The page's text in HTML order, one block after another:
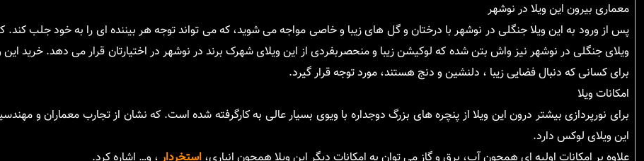
معماری بیرون این ویلا در نوشهر
پس از ورود به این ویلا جنگلی در نوشهر با درختان و گل های زیبا و خاصی مواجه می شوید، که می تواند توجه هر بیننده ای را به خود جلب
ویلای جنگلی در نوشهر نیز واش بتن شده که لوکیشن زیبا و منحصربفردی از این ویلای شهرک برند در نوشهر در اختیارتان قرار می دهد. خرید این
برای کسانی که دنبال فضایی زیبا ، دلنشین و دنج هستند، مورد توجه قرار گیرد.
امکانات ویلا
برای نورپردازی بیشتر درون این ویلا از پنچره های بزرگ دوجداره با ویوی بسیار عالی به کارگرفته شده است. که نشان از تجارب معماران و
این ویلای لوکس دارد.